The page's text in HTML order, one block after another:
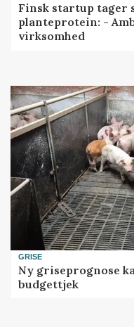
Finsk startup tager
planteprotein: -
virksomhed
GRISE
Ny griseprognose
budgettjek